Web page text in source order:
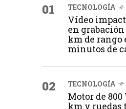
01 TECNOLOGÍA
Vídeo
en
km de rango
minutos de
02 TECNOLOGÍA
Motor de 800
km y ruedas